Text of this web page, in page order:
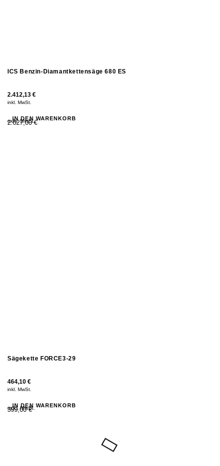
ICS Benzin-Diamantkettensäge 680 ES
2.412,13 €
inkl. MwSt.
2.027,00 €
exkl. MwSt.
IN DEN WARENKORB
Sägekette FORCE3-29
464,10 €
inkl. MwSt.
399,00 €
exkl. MwSt.
IN DEN WARENKORB